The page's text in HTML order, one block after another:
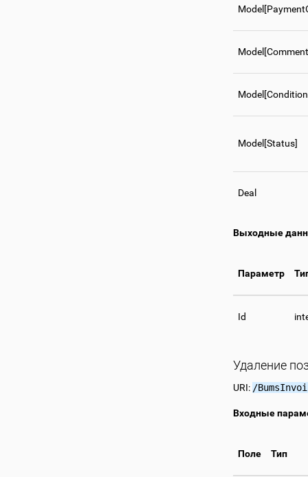
Model[Status]
Deal
Выходные
Параметр
Id
Удаление
URI: /
Входные
Поле Тип